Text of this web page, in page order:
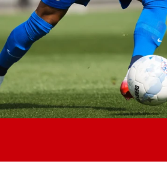
Jong AZ
Seizoenkaart